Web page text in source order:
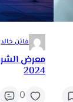
فاتن خالد·
معرض
2024
0